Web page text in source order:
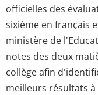
officielles des
sixième en français
ministère de
notes des deux
collège afin
meilleurs résultats à